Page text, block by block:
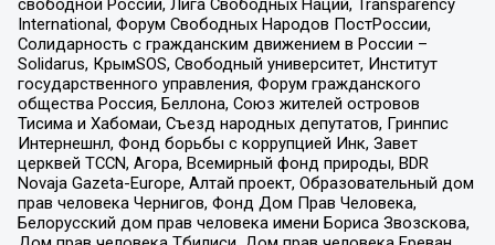
свободной России, Лига Свободных Наций, Transparеncy
International, Форум Свободных Народов ПостРоссии,
Солидарность с гражданским движением в России –
Solidarus, КрымSOS, Свободный университет, Институт
государственного управления, Форум гражданского
общества Россия, Беллона, Союз жителей островов
Тисима и Хабомаи, Съезд народных депутатов, Гринпис
Интернешнл, Фонд борьбы с коррупцией Инк, Завет
церквей TCCN, Агора, Всемирный фонд природы, BDR
Novaja Gazeta-Europe, Алтай проект, Образовательный дом
прав человека Чернигов, Фонд Дом Прав Человека,
Белорусский дом прав человека имени Бориса Звозскова,